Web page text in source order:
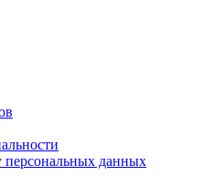
персональных данных